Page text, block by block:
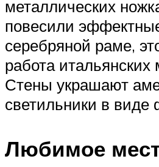
металлических
повесили
серебряной раме,
работа итальянских
Стены украшают
светильники в виде
Любимое